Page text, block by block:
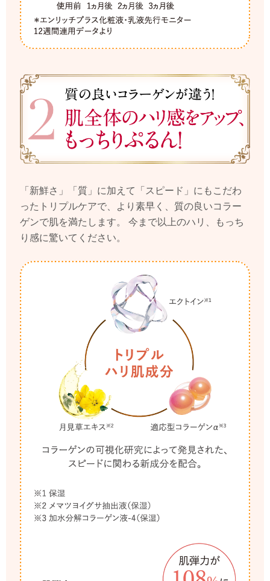
「新鮮さ」「質」に加えて「スピード」にもこだわ
ったトリプルケアで、より素早く、質の良いコラー
ゲンで肌を満たします。
今まで以上のハリ、もっち
り感に驚いてください。